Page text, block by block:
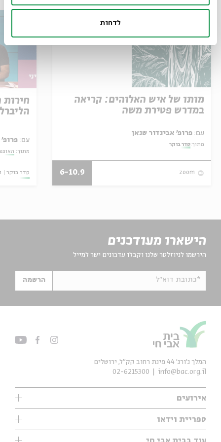
לדחות
מותו של איש האלוהים: קריאה
במדרש פטירת משה
עם:
מתוך:סדר בוקר
zoom
6-10.9
עם: פרופ'
מתוך:
סדר בוקר
הישארו מעודכנים
הירשמו לניוזלטר שלנו וקבלו עדכונים ישר למייל
*כתובת דוא"ל הרשמה
אירועים
עיון
אנגלית
ספריית וידאו
ילדים
המלך ג'ורג' 44 פינת רחוב קק״ל, ירושלים
info@bac.org.il
02-6215300